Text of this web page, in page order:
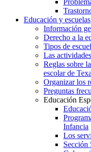
Educación y escuelas
Información
Derecho a la
Tipos de
Las
Reglas sobre
escolar de
Organizar los
Preguntas
Educación
Infancia
Los
Sección